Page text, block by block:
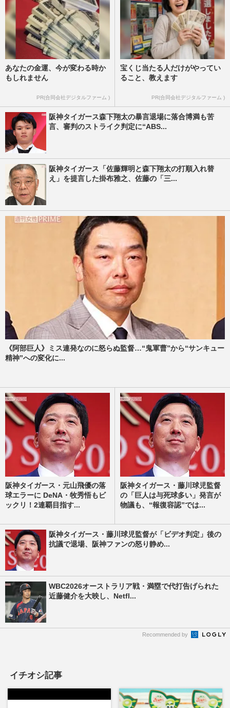
あなたの金運、今が変わる時か
もしれません
PR(合同会社デジタルファーム )
宝くじ当たる人だけがやってい
ること、教えます
PR(合同会社デジタルファーム )
阪神タイガース森下翔太の暴言退場に落合博満も苦
言、審判のストライク判定に“ABS...
阪神タイガース「佐藤輝明と森下翔太の打順入れ替
え」を提言した掛布雅之、佐藤の「三...
《阿部巨人》ミス連発なのに怒らぬ監督…“鬼軍曹”から“サンキュー
精神”への変化に...
阪神タイガース・元山飛優の落
球エラーに DeNA・牧秀悟もビ
ックリ！2連覇目指す...
阪神タイガース・藤川球児監督
の「巨人は与死球多い」発言が
物議も、“報復容認”では...
阪神タイガース・藤川球児監督が「ビデオ判定」後の
抗議で退場、阪神ファンの怒り静め...
WBC2026オーストラリア戦・満塁で代打告げられた
近藤健介を大映し、Netfl...
Recommended by
イチオシ記事